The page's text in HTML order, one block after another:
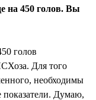
на 450 голов. Вы
голов
Для того
необходимы
показатели. Думаю,